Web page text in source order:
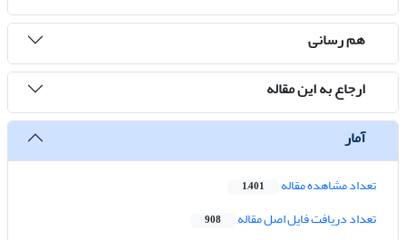
هم رسانی
ارجاع به این مقاله
آمار
تعداد مشاهده مقاله 1,401
تعداد دریافت فایل اصل مقاله 908